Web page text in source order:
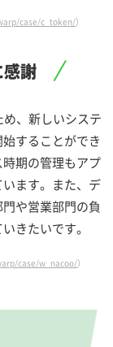
case/c_token/）
謝
、新しいシステ
することができ
期の管理もアプ
ます。また、デ
や営業部門の負
きたいです。
case/w_nacoo/）